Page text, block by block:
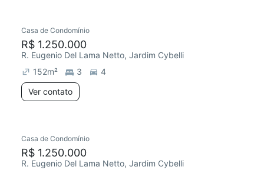
Casa de Condomínio
R$ 1.250.000
R. Eugenio Del Lama Netto, Jardim Cybelli
152m² 3
4
Ver contato
Casa de Condomínio
R$ 1.250.000
R. Eugenio Del Lama Netto, Jardim Cybelli